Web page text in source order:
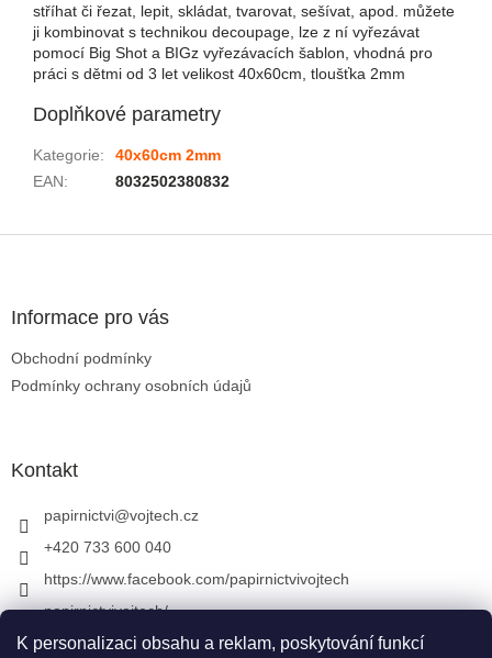
K personalizaci obsahu a reklam, poskytování funkcí
stříhat či řezat, lepit, skládat, tvarovat, sešívat, apod. můžete
ji kombinovat s technikou decoupage, lze z ní vyřezávat
pomocí Big Shot a BIGz vyřezávacích šablon, vhodná pro
práci s dětmi od 3 let velikost 40x60cm, tloušťka 2mm
Doplňkové parametry
Kategorie:
40x60cm 2mm
EAN: 8032502380832
Informace pro vás
Obchodní podmínky
Podmínky ochrany osobních údajů
Kontakt
papirnictvi@vojtech.cz
+420 733 600 040
https://www.facebook.com/papirnictvivojtech
papirnictvivojtech/
+420 733 600 040